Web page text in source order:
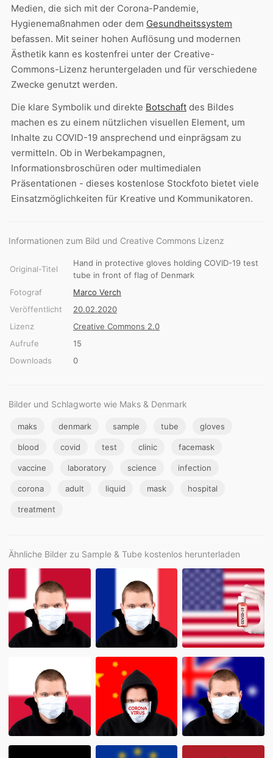
Medien, die sich mit der Corona-Pandemie,
Hygienemaßnahmen oder dem Gesundheitssystem
befassen. Mit seiner hohen Auflösung und modernen
Ästhetik kann es kostenfrei unter der Creative-
Commons-Lizenz heruntergeladen und für verschiedene
Zwecke genutzt werden.
Die klare Symbolik und direkte Botschaft des Bildes
machen es zu einem nützlichen visuellen Element, um
Inhalte zu COVID-19 ansprechend und einprägsam zu
vermitteln. Ob in Werbekampagnen,
Informationsbroschüren oder multimedialen
Präsentationen - dieses kostenlose Stockfoto bietet viele
Einsatzmöglichkeiten für Kreative und Kommunikatoren.
Informationen zum Bild und Creative Commons Lizenz
Original-Titel
Hand in protective gloves holding COVID-19 test
tube in front of flag of Denmark
Fotograf
Marco Verch
Veröffentlicht
20.02.2020
Lizenz
Creative Commons 2.0
Aufrufe
15
Downloads
0
Bilder und Schlagworte wie Maks & Denmark
maks denmark sample tube gloves
blood covid test clinic facemask
vaccine laboratory science infection
corona adult liquid mask hospital
treatment
Ähnliche Bilder zu Sample & Tube kostenlos herunterladen